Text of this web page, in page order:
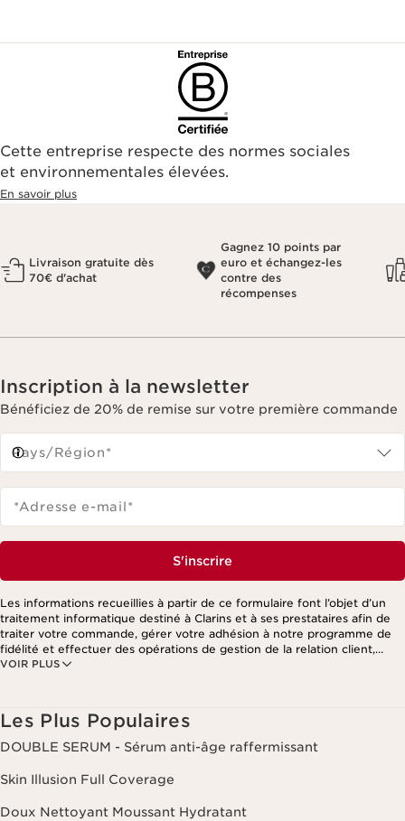
Cette entreprise respecte des normes sociales
et environnementales élevées.
En savoir plus
Livraison gratuite dès
70€ d'achat
Gagnez 10 points par
euro et échangez-les
contre des
récompenses
Inscription à la newsletter
Bénéficiez de 20% de remise sur votre première commande
Pays/Région*
*Adresse e-mail*
S'inscrire
VOIR PLUS
Les informations recueillies à partir de ce formulaire font l’objet d’un
traitement informatique destiné à Clarins et à ses prestataires afin de
traiter votre commande, gérer votre adhésion à notre programme de
fidélité et effectuer des opérations de gestion de la relation client,
notamment pour vous adresser des offres personnalisées en fonction
Les Plus Populaires
DOUBLE SERUM - Sérum anti-âge raffermissant
Skin Illusion Full Coverage
Doux Nettoyant Moussant Hydratant